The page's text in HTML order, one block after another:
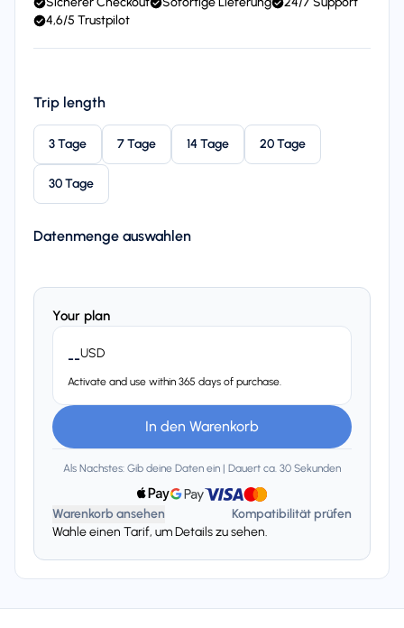
4,6/5 Trustpilot
Trip length
3 Tage 7 Tage 14 Tage 20 Tage
30 Tage
Datenmenge auswahlen
Your plan
--USD
Activate and use within 365 days of purchase.
In den Warenkorb
Als Nachstes: Gib deine Daten ein | Dauert ca. 30 Sekunden
Warenkorb ansehen
Kompatibilität prüfen
Wahle einen Tarif, um Details zu sehen.